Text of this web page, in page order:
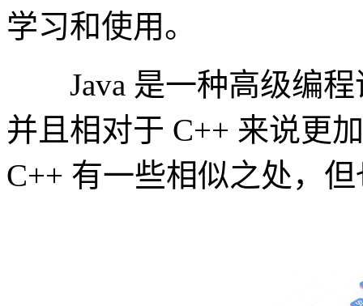
学习和使用。
Java 是一种高级编程
并且相对于 C++ 来说更
C++ 有一些相似之处，